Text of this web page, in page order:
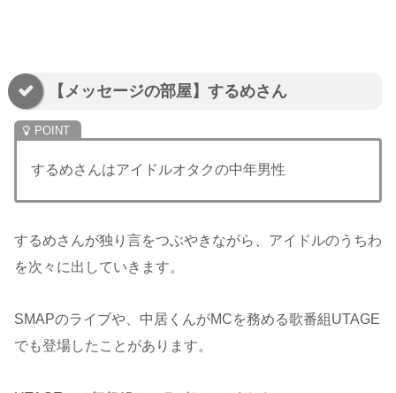
【メッセージの部屋】するめさん
するめさんはアイドルオタクの中年男性
するめさんが独り言をつぶやきながら、アイドルのうちわ
を次々に出していきます。
SMAPのライブや、中居くんがMCを務める歌番組UTAGE
でも登場したことがあります。